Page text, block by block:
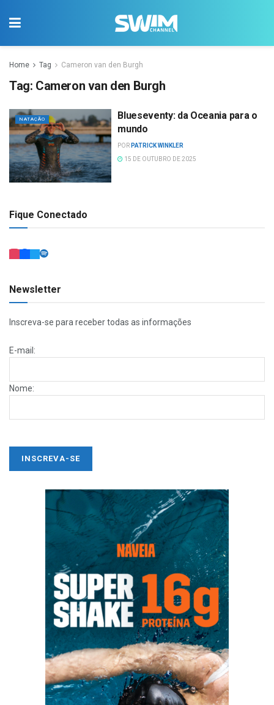
Home Tag Cameron van den Burgh
Tag: Cameron van den Burgh
NATAÇÃO
Blueseventy: da Oceania para o
mundo
POR PATRICK WINKLER
15 DE OUTUBRO DE 2025
Fique Conectado
Newsletter
Inscreva-se para receber todas as informações
E-mail:
Nome: